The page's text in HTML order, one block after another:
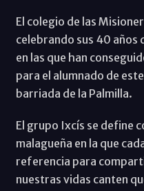
El colegio de las
celebrando sus 40 años
en las que han
para el alumnado de
barriada de la Palmilla.
El grupo Ixcís se define
malagueña en la que
referencia para
nuestras vidas canten